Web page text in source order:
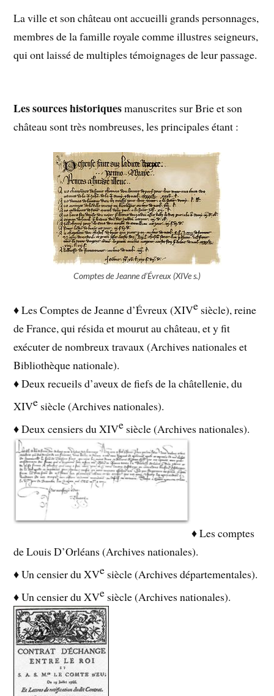
La ville et son château ont accueilli grands personnages,
membres de la famille royale comme illustres seigneurs,
qui ont laissé de multiples témoignages de leur passage.
Les sources historiquesmanuscrites sur Brie et son
château sont très nombreuses, les principales étant :
Comptes de Jeanne d’Évreux (XIVe s.)
♦ Les Comptes de Jeanne d’Évreux (XIVe siècle), reine
de France, qui résida et mourut au château, et y fit
exécuter de nombreux travaux (Archives nationales et
Bibliothèque nationale).
♦ Deux recueils d’aveux de fiefs de la châtellenie, du
XIVe siècle (Archives nationales).
♦ Deux censiers du XIVe siècle (Archives nationales).
♦ Les comptes
de Louis D’Orléans (Archives nationales).
♦ Un censier du XVe siècle (Archives départementales).
♦ Un censier du XVe siècle (Archives nationales).